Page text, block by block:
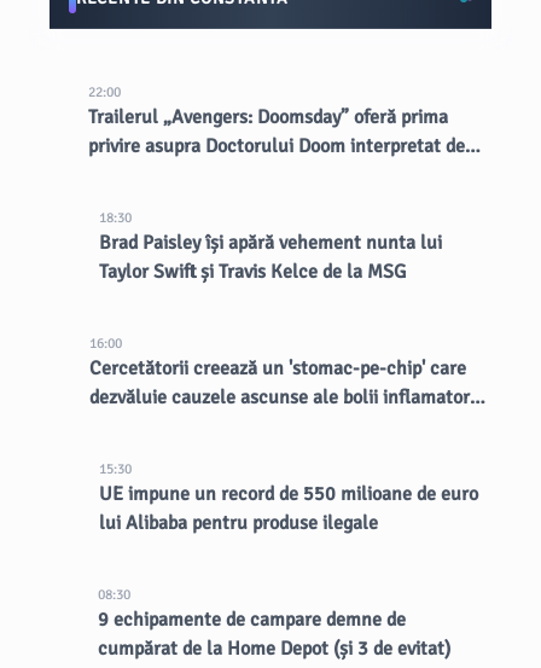
22:00
Trailerul „Avengers: Doomsday” oferă prima
privire asupra Doctorului Doom interpretat de
18:30
Brad Paisley își apără vehement nunta lui
Taylor Swift și Travis Kelce de la MSG
16:00
Cercetătorii creează un 'stomac-pe-chip' care
dezvăluie cauzele ascunse ale bolii inflamatorii
15:30
UE impune un record de 550 milioane de euro
lui Alibaba pentru produse ilegale
08:30
9 echipamente de campare demne de
cumpărat de la Home Depot (și 3 de evitat)